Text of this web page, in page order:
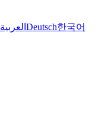
العربية Deutsch한국어